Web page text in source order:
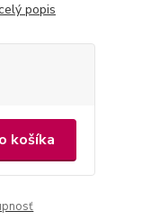
popis
košíka